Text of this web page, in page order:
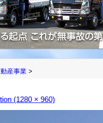
産事業 >
(1280 × 960)